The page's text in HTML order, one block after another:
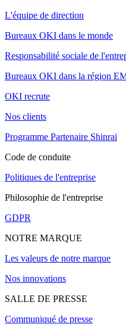
L'équipe de direction
Bureaux OKI dans le monde
Responsabilité sociale de
Bureaux OKI dans la région
OKI recrute
Nos clients
Programme Partenaire Shinrai
Code de conduite
Politiques de l'entreprise
Philosophie de l'entreprise
GDPR
NOTRE MARQUE
Les valeurs de notre marque
Nos innovations
SALLE DE PRESSE
Communiqué de presse